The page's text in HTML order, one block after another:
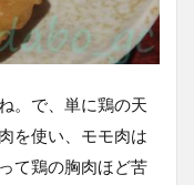
。で、単に鶏の天
を使い、モモ肉は
て鶏の胸肉ほど苦